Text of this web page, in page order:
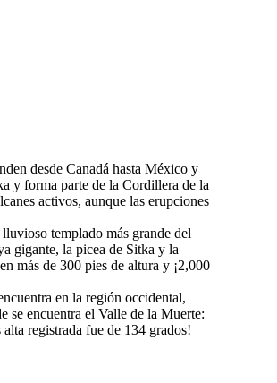
desde Canadá hasta México y
y forma parte de la Cordillera de la
activos, aunque las erupciones
templado más grande del
gigante, la picea de Sitka y la
más de 300 pies de altura y ¡2,000
en la región occidental,
se encuentra el Valle de la Muerte:
registrada fue de 134 grados!